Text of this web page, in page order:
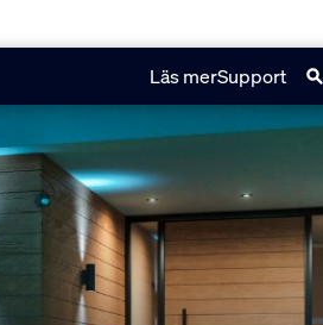
Läs merSupport